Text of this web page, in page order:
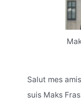
Salut mes
suis Maks